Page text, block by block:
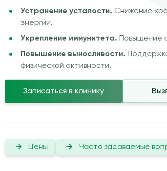
Устранение усталости. Снижение
энергии.
Укрепление иммунитета. Повышение
Повышение выносливости.
физической активности.
Записаться в клинику
Цены Часто задаваемые